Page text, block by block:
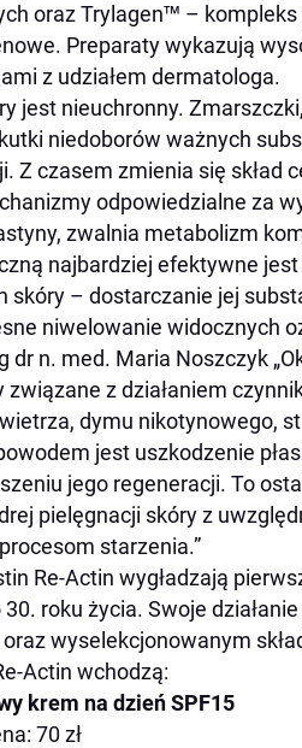
oraz Trylagen™ –
Preparaty wykazują
z udziałem dermatologa.
jest nieuchronny.
niedoborów ważnych
Z czasem zmienia się skład
odpowiedzialne za
zwalnia metabolizm
najbardziej efektywne
skóry – dostarczanie jej
niwelowanie widocznych
dr n. med. Maria Noszczyk
związane z działaniem
dymu nikotynowego,
jest uszkodzenie
jego regeneracji. To
pielęgnacji skóry z
starzenia.”
Re-Actin wygładzają
roku życia. Swoje
wyselekcjonowanym
Actin wchodzą:
krem na dzień SPF15
70 zł